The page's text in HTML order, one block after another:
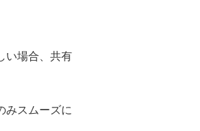
い場合、共有
みスムーズに